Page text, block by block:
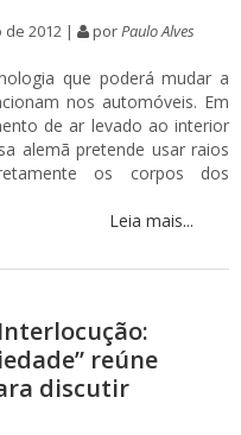
2012 | porPaulo Alves
que poderá mudar a
nos automóveis. Em
de ar levado ao interior
alemã pretende usar raios
os corpos dos
Leia mais...
reúne
discutir